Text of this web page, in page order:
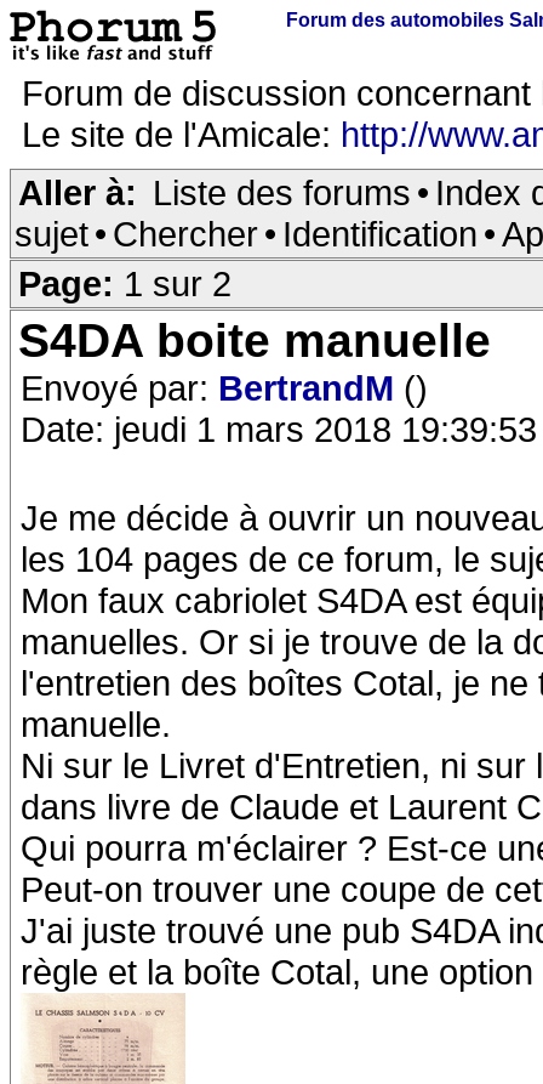
Forum des automobiles
Forum de discussion
Le site de l'Amicale: http://
Aller à: Liste des forums • Index
sujet• Chercher• Identification •
Page: 1 sur 2
S4DA boite manuelle
Envoyé par: BertrandM ()
Date: jeudi 1 mars 2018 19:39:53
Je me décide à ouvrir un
les 104 pages de ce forum, le
Mon faux cabriolet S4DA est
manuelles. Or si je trouve de la
l'entretien des boîtes Cotal, je
manuelle.
Ni sur le Livret d'Entretien, ni
dans livre de Claude et Laurent
Qui pourra m'éclairer ? Est-ce
Peut-on trouver une coupe de
J'ai juste trouvé une pub S4DA
règle et la boîte Cotal, une option